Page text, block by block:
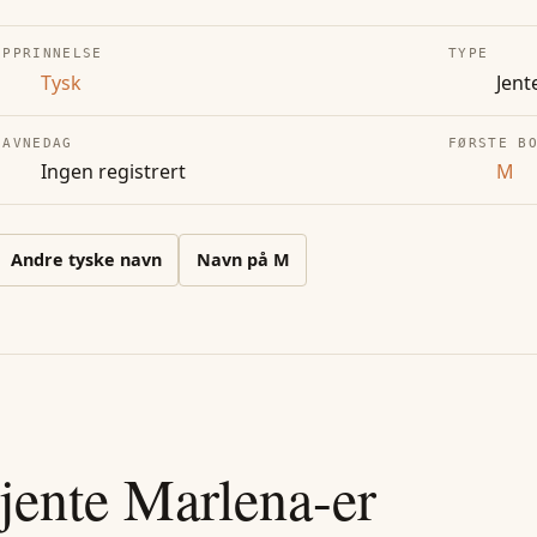
Tysk
TYPE
Ingen registrert
FØRSTE
M
Andre tyske navn Navn på M
Marlena-er